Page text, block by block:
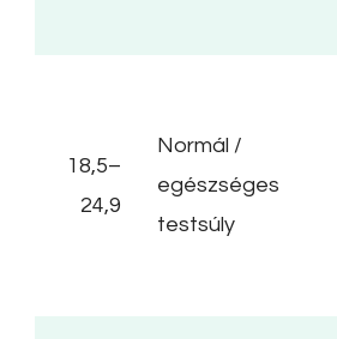
18,5–
24,9
Normál /
egészséges
testsúly